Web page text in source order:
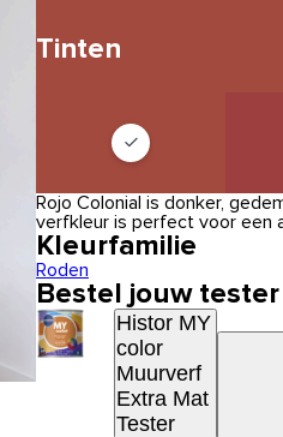
Tinten
Rojo Colonial is donker,
verfkleur is perfect voor een
Kleurfamilie
Roden
Bestel jouw tester
Histor MY
color
Muurverf
Extra Mat
Tester